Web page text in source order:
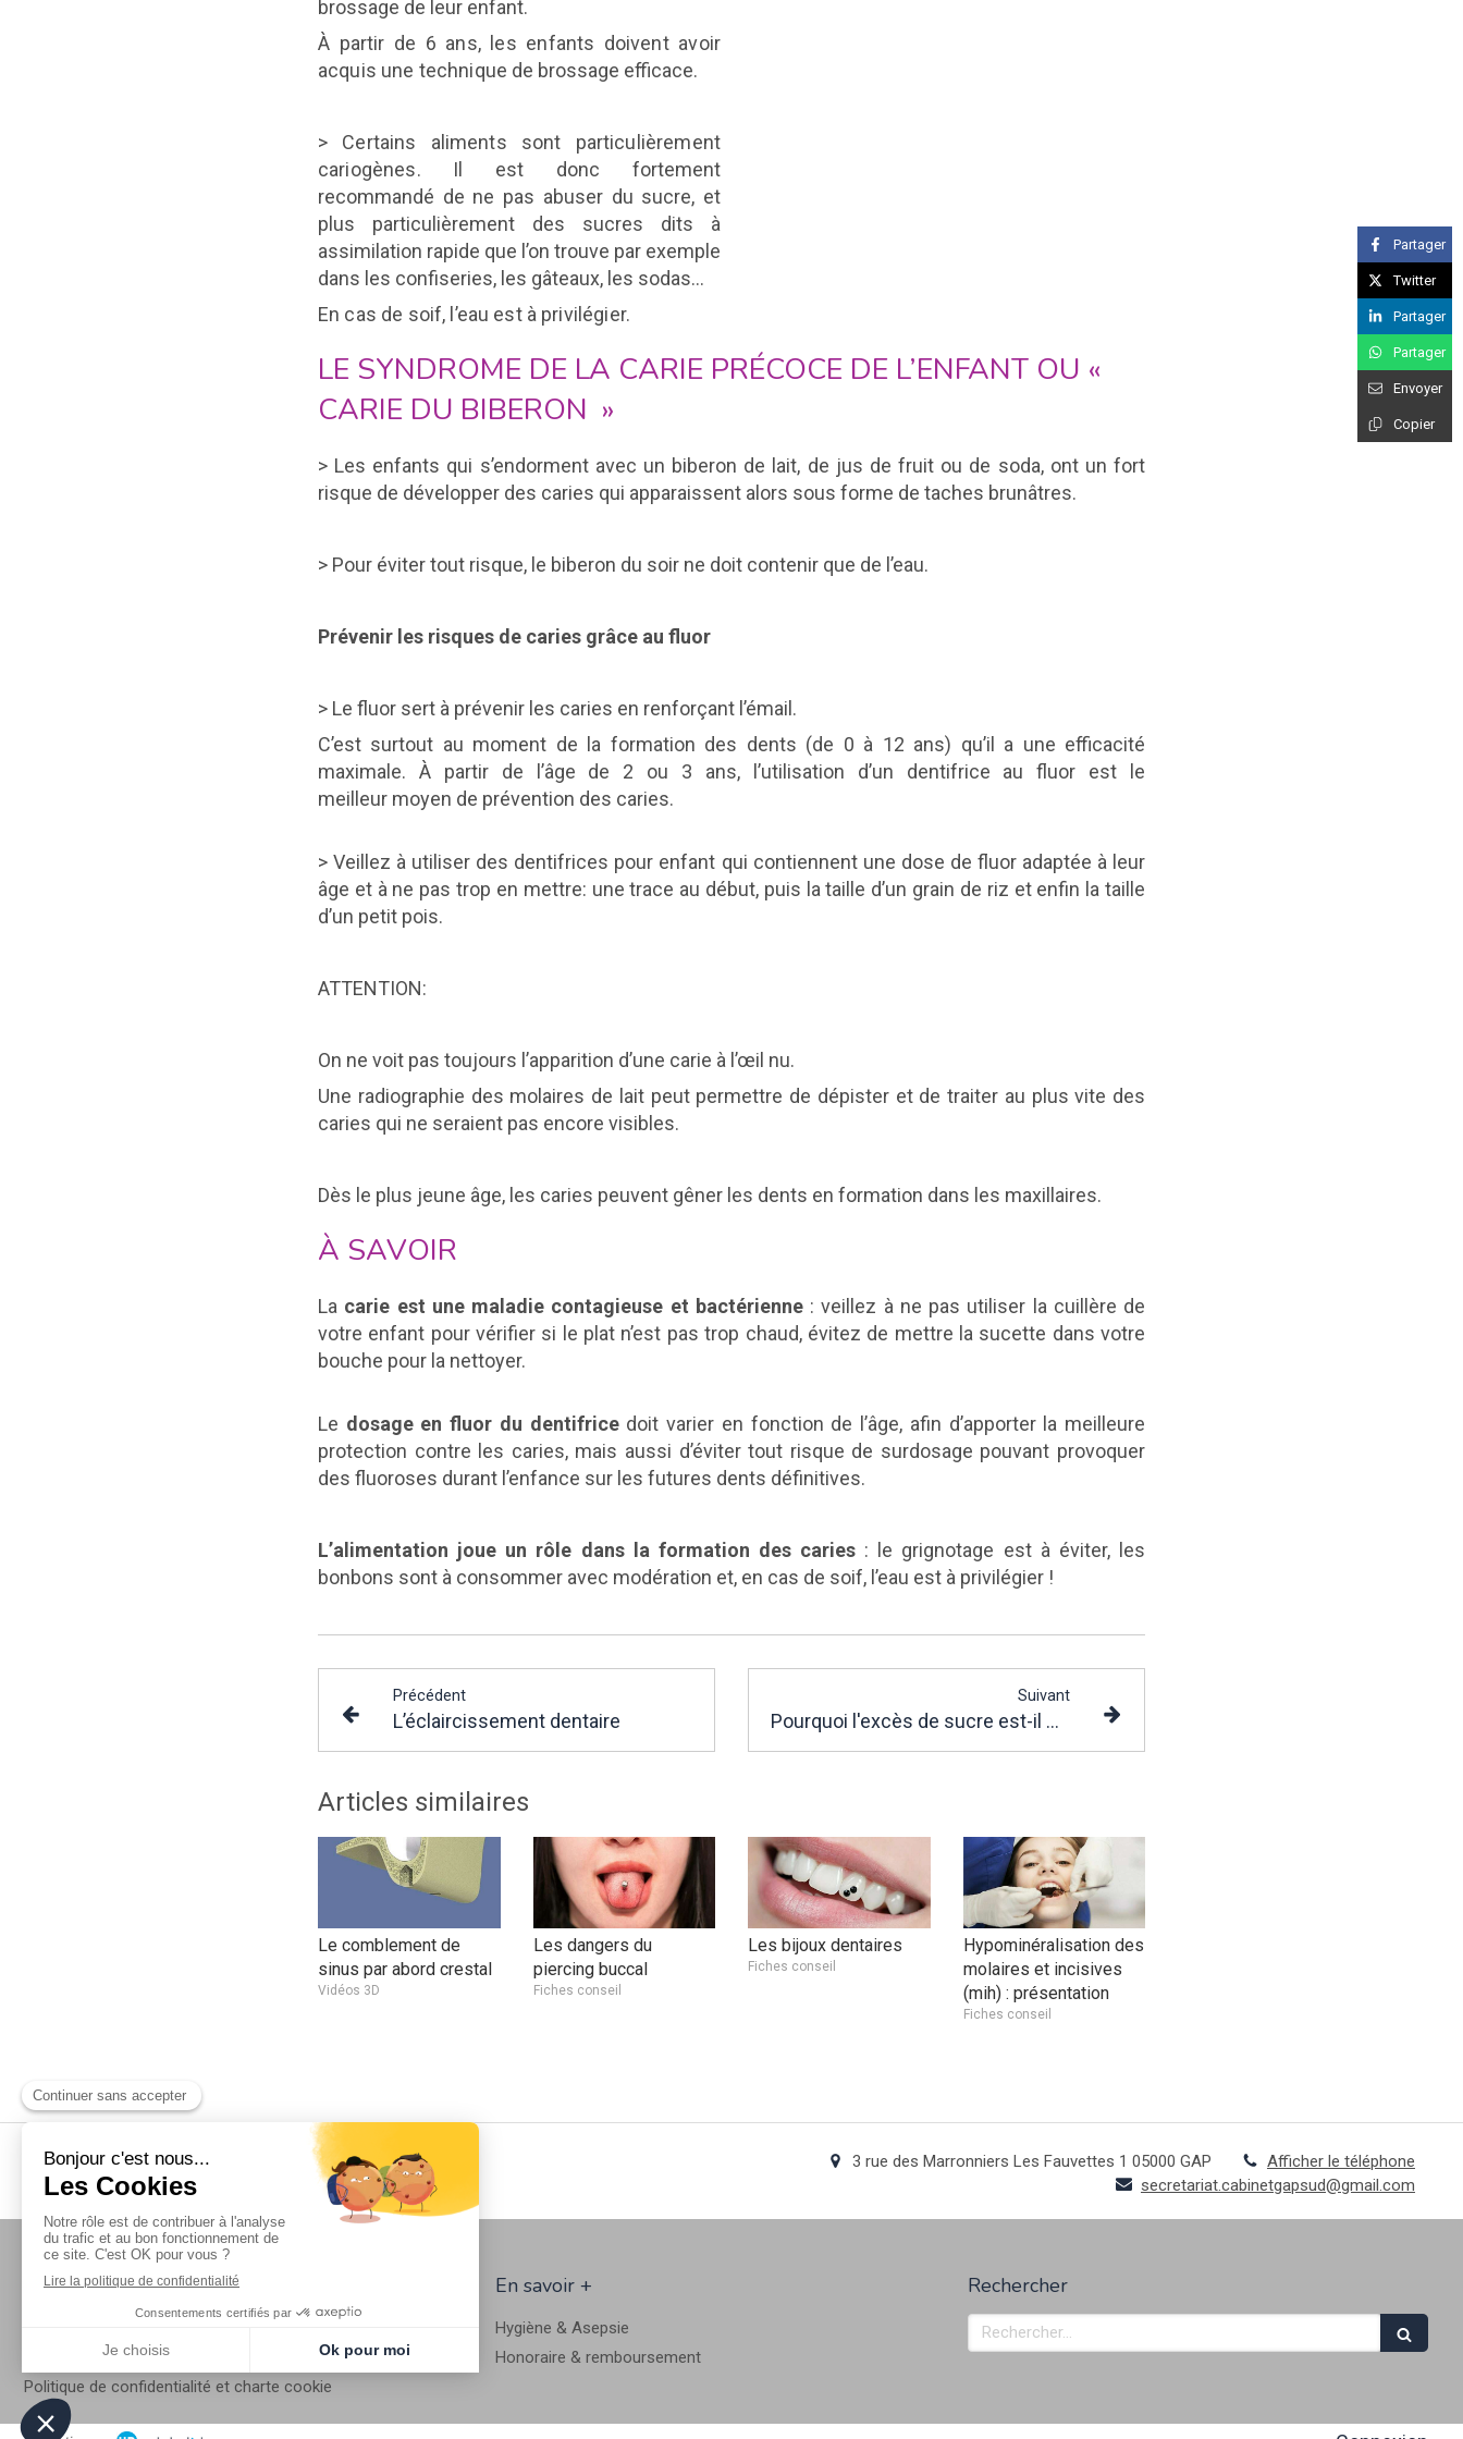
brossage de leur enfant.
À partir de 6 ans, les enfants doivent avoir
acquis une technique de brossage efficace.
> Certains aliments sont particulièrement
cariogènes. Il est donc fortement
recommandé de ne pas abuser du sucre, et
plus particulièrement des sucres dits à
assimilation rapide que l’on trouve par exemple
dans les confiseries, les gâteaux, les sodas…
En cas de soif, l’eau est à privilégier.
LE SYNDROME DE LA CARIE PRÉCOCE DE L’ENFANT OU «
CARIE DU BIBERON »
> Les enfants qui s’endorment avec un biberon de lait, de jus de fruit ou de soda, ont un fort
risque de développer des caries qui apparaissent alors sous forme de taches brunâtres.
> Pour éviter tout risque, le biberon du soir ne doit contenir que de l’eau.
Prévenir les risques de caries grâce au fluor
> Le fluor sert à prévenir les caries en renforçant l’émail.
C’est surtout au moment de la formation des dents (de 0 à 12 ans) qu’il a une efficacité
maximale. À partir de l’âge de 2 ou 3 ans, l’utilisation d’un dentifrice au fluor est le
meilleur moyen de prévention des caries.
> Veillez à utiliser des dentifrices pour enfant qui contiennent une dose de fluor adaptée à leur
âge et à ne pas trop en mettre: une trace au début, puis la taille d’un grain de riz et enfin la taille
d’un petit pois.
ATTENTION:
On ne voit pas toujours l’apparition d’une carie à l’œil nu.
Une radiographie des molaires de lait peut permettre de dépister et de traiter au plus vite des
caries qui ne seraient pas encore visibles.
Dès le plus jeune âge, les caries peuvent gêner les dents en formation dans les maxillaires.
À SAVOIR
La carie est une maladie contagieuse et bactérienne: veillez à ne pas utiliser la cuillère de
votre enfant pour vérifier si le plat n’est pas trop chaud, évitez de mettre la sucette dans votre
bouche pour la nettoyer.
Le dosage en fluor du dentifricedoit varier en fonction de l’âge, afin d’apporter la meilleure
protection contre les caries, mais aussi d’éviter tout risque de surdosage pouvant provoquer
des fluoroses durant l’enfance sur les futures dents définitives.
L’alimentation joue un rôle dans la formation des caries : le grignotage est à éviter, les
bonbons sont à consommer avec modération et, en cas de soif, l’eau est à privilégier !
Précédent
L’éclaircissement dentaire
Suivant
Pourquoi l'excès de sucre est-il mauvais pour les dents ?
Articles similaires
Le comblement de
sinus par abord crestal
Vidéos 3D
Les dangers du
piercing buccal
Fiches conseil
Les bijoux dentaires
Fiches conseil
Hypominéralisation des
molaires et incisives
(mih) : présentation
Fiches conseil
Partager
Twitter
Partager
Partager
Envoyer
Copier
Cabinet dentaire du Dr COURSON 3 rue des Marronniers Les Fauvettes 1 05000 GAP
Afficher le téléphone
secretariat.cabinetgapsud@gmail.com
Liens
Mentions légales
Politique de confidentialité et charte cookie
En savoir +
Hygiène & Asepsie
Honoraire & remboursement
Rechercher
Rechercher